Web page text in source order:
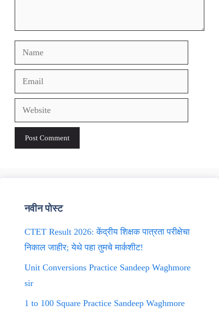
Name
Email
Website
नवीन पोस्ट
CTET Result 2026: केंद्रीय शिक्षक पात्रता परीक्षेचा
निकाल जाहीर; येथे पहा तुमचे मार्कशीट!
Unit Conversions Practice Sandeep Waghmore
sir
1 to 100 Square Practice Sandeep Waghmore